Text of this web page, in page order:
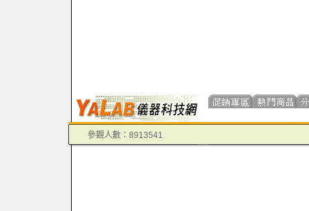
參觀人數：8913541